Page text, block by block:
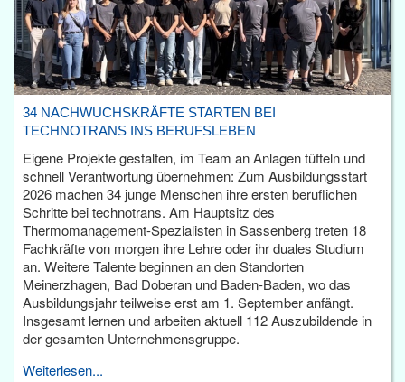
34 NACHWUCHSKRÄFTE STARTEN BEI
TECHNOTRANS INS BERUFSLEBEN
Eigene Projekte gestalten, im Team an Anlagen tüfteln und
schnell Verantwortung übernehmen: Zum Ausbildungsstart
2026 machen 34 junge Menschen ihre ersten beruflichen
Schritte bei technotrans. Am Hauptsitz des
Thermomanagement-Spezialisten in Sassenberg treten 18
Fachkräfte von morgen ihre Lehre oder ihr duales Studium
an. Weitere Talente beginnen an den Standorten
Meinerzhagen, Bad Doberan und Baden-Baden, wo das
Ausbildungsjahr teilweise erst am 1. September anfängt.
Insgesamt lernen und arbeiten aktuell 112 Auszubildende in
der gesamten Unternehmensgruppe.
Weiterlesen...